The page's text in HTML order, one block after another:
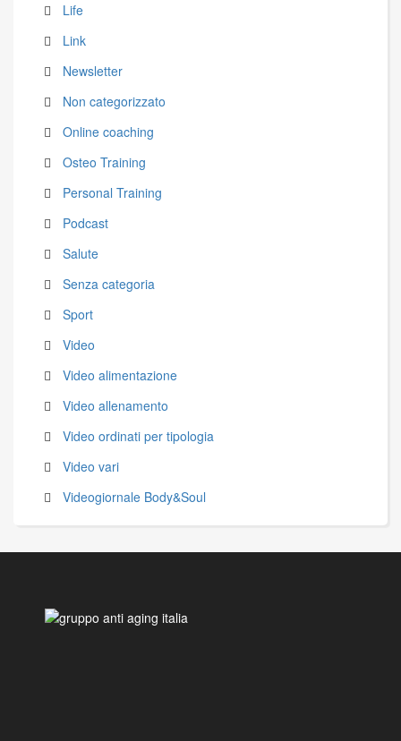
Life
Link
Newsletter
Non categorizzato
Online coaching
Osteo Training
Personal Training
Podcast
Salute
Senza categoria
Sport
Video
Video alimentazione
Video allenamento
Video ordinati per tipologia
Video vari
Videogiornale Body&Soul